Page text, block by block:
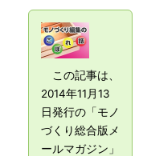
この記事は、
2014年11月13
日発行の「モノ
づくり総合版メ
ールマガジン」